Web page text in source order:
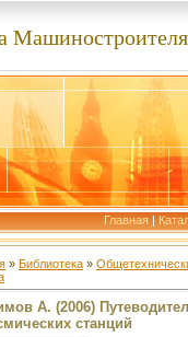
Машиностроителя
Главная |
» Библиотека »
А. (2006)
станций